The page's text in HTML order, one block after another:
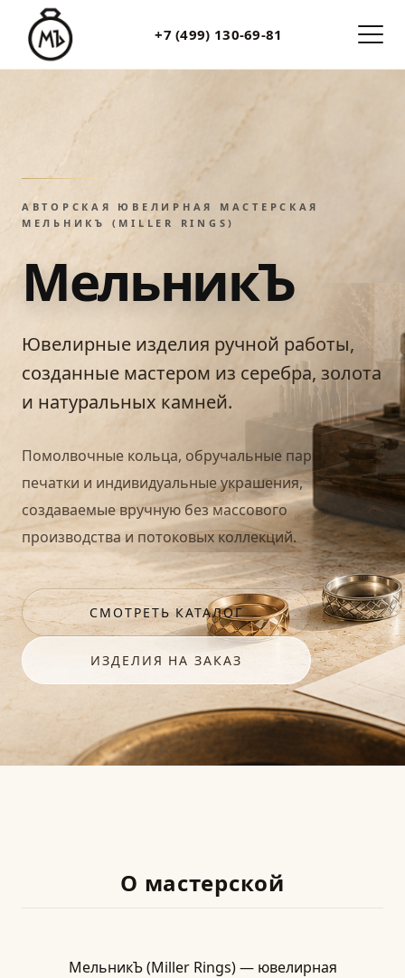
+7 (499) 130-69-81
АВТОРСКАЯ ЮВЕЛИРНАЯ МАСТЕРСКАЯ
МЕЛЬНИКЪ (MILLER RINGS)
МельникЪ
Ювелирные изделия ручной работы,
созданные мастером из серебра, золота
и натуральных камней.
Помолвочные кольца, обручальные пары,
печатки и индивидуальные украшения,
создаваемые вручную без массового
производства и потоковых коллекций.
СМОТРЕТЬ КАТАЛОГ
ИЗДЕЛИЯ НА ЗАКАЗ
О мастерской
МельникЪ (Miller Rings) — ювелирная